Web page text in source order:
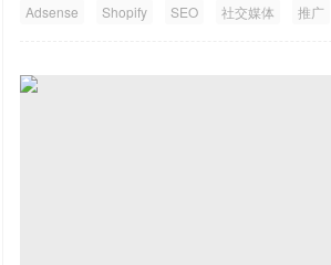
Adsense Shopify SEO 社交媒体 推广